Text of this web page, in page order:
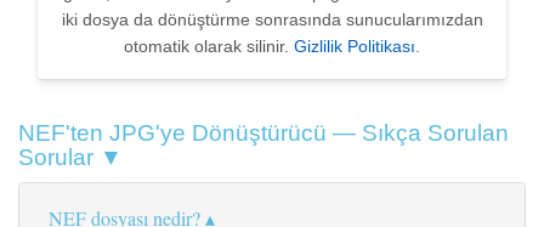
iki dosya da dönüştürme sonrasında sunucularımızdan
otomatik olarak silinir. Gizlilik Politikası.
NEF'ten JPG'ye Dönüştürücü — Sıkça Sorulan
Sorular ▼
NEF dosyası nedir?